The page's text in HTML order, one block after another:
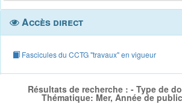
Accès direct
Fascicules du CCTG "travaux" en vigueur
Résultats de recherche : - Type de
Thématique: Mer, Année de